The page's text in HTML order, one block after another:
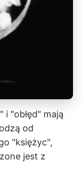
i "obłęd" mają
od
"księżyc",
jest z